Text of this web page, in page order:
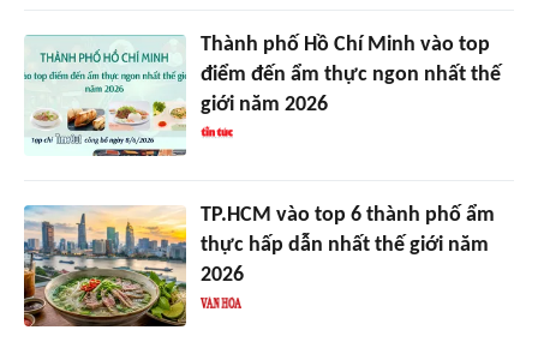
Thành phố Hồ Chí Minh vào top
điểm đến ẩm thực ngon nhất thế
giới năm 2026
TP.HCM vào top 6 thành phố ẩm
thực hấp dẫn nhất thế giới năm
2026